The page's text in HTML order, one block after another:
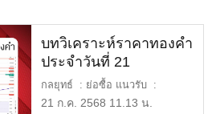
บทวิเคราะห์ราคาทองคำ
ประจำวันที่ 21
กรกฎาคม 2568
กลยุทธ์ : ย่อซื้อ แนวรับ :
$3,330 หรือ 51,200 บาท […]
21 ก.ค. 2568 11.13 น.